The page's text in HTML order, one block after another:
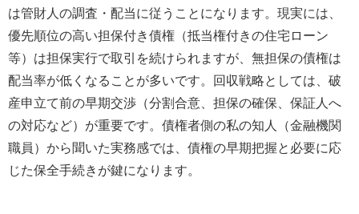
は管財人の調査・配当に従うことになります。現実には、
優先順位の高い担保付き債権（抵当権付きの住宅ローン
等）は担保実行で取引を続けられますが、無担保の債権は
配当率が低くなることが多いです。回収戦略としては、破
産申立て前の早期交渉（分割合意、担保の確保、保証人へ
の対応など）が重要です。債権者側の私の知人（金融機関
職員）から聞いた実務感では、債権の早期把握と必要に応
じた保全手続きが鍵になります。